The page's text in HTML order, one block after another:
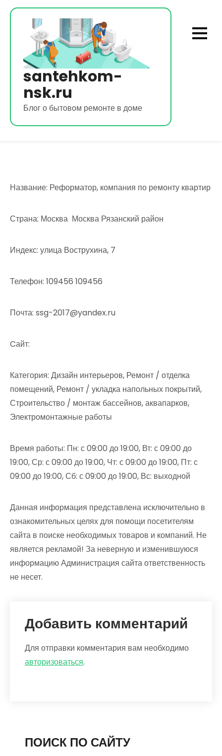
Перейти
содержимому
santehkom-
nsk.ru
Блог о бытовом ремонте в доме
Название: Реформатор, компания по ремонту квартир
Страна: Москва Москва Рязанский район
Индекс: улица Вострухина, 7
Телефон: 109456 109456
Почта: ssg-2017@yandex.ru
Cайт:
Категория: Дизайн интерьеров, Ремонт / отделка
помещений, Ремонт / укладка напольных покрытий,
Строительство / монтаж бассейнов, аквапарков,
Электромонтажные работы
Время работы: Пн: с 09:00 до 19:00, Вт: с 09:00 до
19:00, Ср: с 09:00 до 19:00, Чт: с 09:00 до 19:00, Пт: с
09:00 до 19:00, Сб: с 09:00 до 19:00, Вс: выходной
Данная информация представлена исключительно в
ознакомительных целях для помощи посетителям
сайта в поиске необходимых товаров и компаний. Не
является рекламой! За неверную и изменившуюся
информацию Администрация сайта ответственность
не несет.
Добавить комментарий
Для отправки комментария вам необходимо
авторизоваться.
ПОИСК ПО САЙТУ